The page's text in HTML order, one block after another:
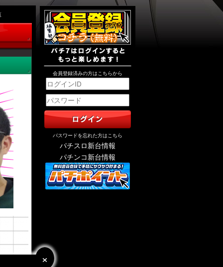
×
×
会員登録済みの方はこちらから
パスワードを忘れた方はこちら
パチスロ新台情報
パチンコ新台情報